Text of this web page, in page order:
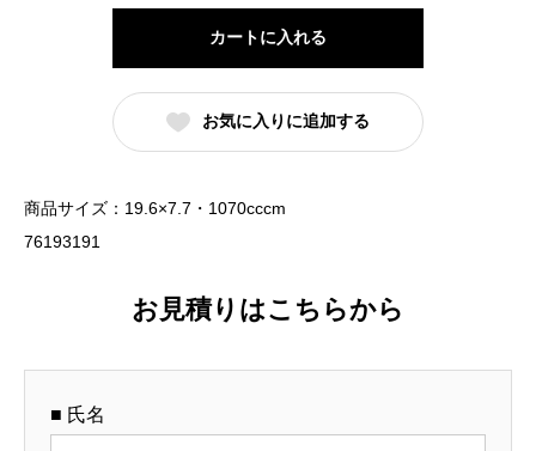
絵
赤
ラ
台
カートに入れる
お気に入りに追加する
商品サイズ：19.6×7.7・1070cccm
76193191
お見積りはこちらから
■ 氏名